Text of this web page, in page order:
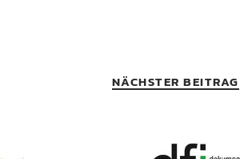
NÄCHSTER BEITRAG